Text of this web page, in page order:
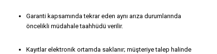
Garanti kapsamında tekrar eden aynı arıza durumlarında
öncelikli müdahale taahhüdü verilir.
Kayıtlar elektronik ortamda saklanır; müşteriye talep halinde